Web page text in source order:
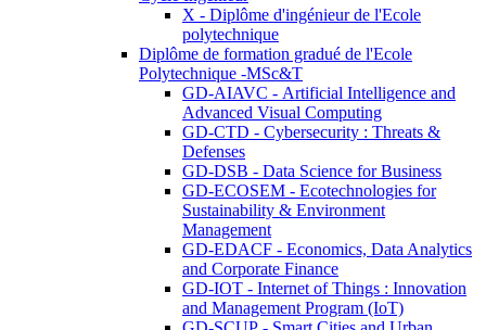
X - Diplôme d'ingénieur de l'Ecole
polytechnique
Diplôme de formation gradué de l'Ecole
Polytechnique -MSc&T
GD-AIAVC - Artificial Intelligence and
Advanced Visual Computing
GD-CTD - Cybersecurity : Threats &
Defenses
GD-DSB - Data Science for Business
GD-ECOSEM - Ecotechnologies for
Sustainability & Environment
Management
GD-EDACF - Economics, Data Analytics
and Corporate Finance
GD-IOT - Internet of Things : Innovation
and Management Program (IoT)